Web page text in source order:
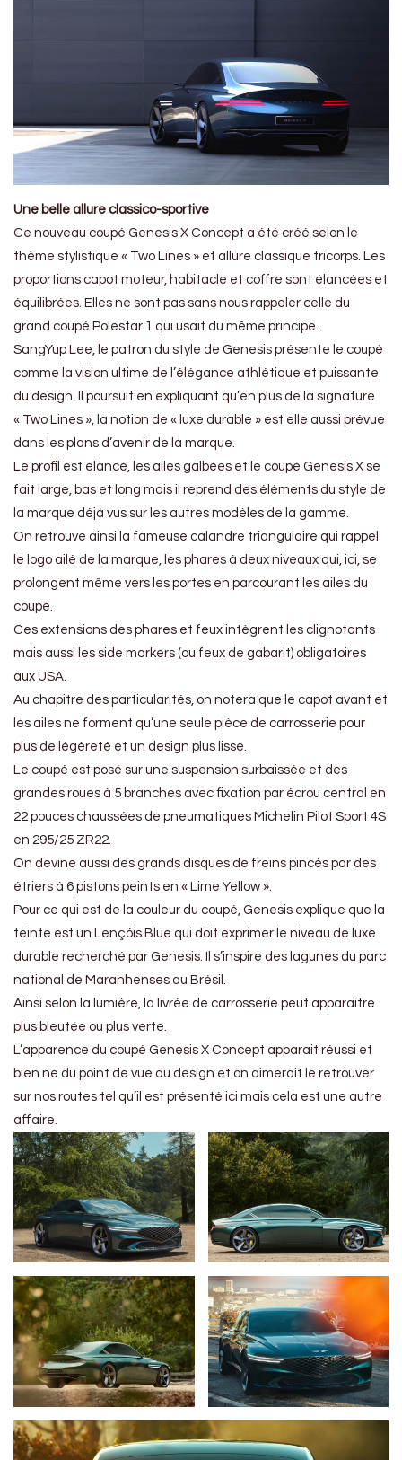
Une belle allure classico-sportive
Ce nouveau coupé Genesis X Concept a été créé selon le
thème stylistique « Two Lines » et allure classique tricorps. Les
proportions capot moteur, habitacle et coffre sont élancées et
équilibrées. Elles ne sont pas sans nous rappeler celle du
grand coupé Polestar 1 qui usait du même principe.
SangYup Lee, le patron du style de Genesis présente le coupé
comme la vision ultime de l’élégance athlétique et puissante
du design. Il poursuit en expliquant qu’en plus de la signature
« Two Lines », la notion de « luxe durable » est elle aussi prévue
dans les plans d’avenir de la marque.
Le profil est élancé, les ailes galbées et le coupé Genesis X se
fait large, bas et long mais il reprend des éléments du style de
la marque déjà vus sur les autres modèles de la gamme.
On retrouve ainsi la fameuse calandre triangulaire qui rappel
le logo ailé de la marque, les phares à deux niveaux qui, ici, se
prolongent même vers les portes en parcourant les ailes du
coupé.
Ces extensions des phares et feux intègrent les clignotants
mais aussi les side markers (ou feux de gabarit) obligatoires
aux USA.
Au chapitre des particularités, on notera que le capot avant et
les ailes ne forment qu’une seule pièce de carrosserie pour
plus de légèreté et un design plus lisse.
Le coupé est posé sur une suspension surbaissée et des
grandes roues à 5 branches avec fixation par écrou central en
22 pouces chaussées de pneumatiques Michelin Pilot Sport 4S
en 295/25 ZR22.
On devine aussi des grands disques de freins pincés par des
étriers à 6 pistons peints en « Lime Yellow ».
Pour ce qui est de la couleur du coupé, Genesis explique que la
teinte est un Lençóis Blue qui doit exprimer le niveau de luxe
durable recherché par Genesis. Il s’inspire des lagunes du parc
national de Maranhenses au Brésil.
Ainsi selon la lumière, la livrée de carrosserie peut apparaitre
plus bleutée ou plus verte.
L’apparence du coupé Genesis X Concept apparait réussi et
bien né du point de vue du design et on aimerait le retrouver
sur nos routes tel qu’il est présenté ici mais cela est une autre
affaire.